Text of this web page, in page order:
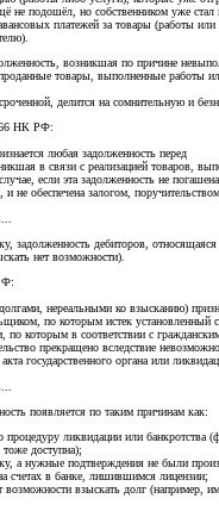
не подошёл, но собственником уже стал
платежей за товары (работы
возникшая по причине
товары, выполненные работы
делится на сомнительную и
НК РФ:
любая задолженность перед
в связи с реализацией товаров,
если эта задолженность не
не обеспечена залогом,
задолженность дебиторов,
нет возможности).
нереальными ко взысканию)
по которым истек установленный
по которым в соответствии с
прекращено вследствие
государственного органа или
появляется по таким причинам как:
процедуру ликвидации или банкротства
доступна);
а нужные подтверждения не были
счетах в банке, лишившимся лицензии;
возможности взыскать долг (например,